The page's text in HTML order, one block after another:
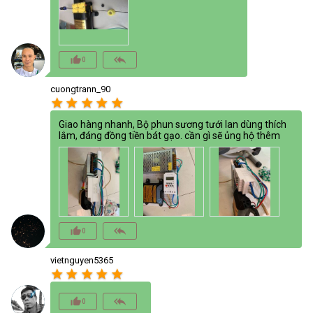
thumb_up_alt0 reply_all
cuongtrann_90
star star star star star
Giao hàng nhanh, Bộ phun sương tưới lan dùng thích
lắm, đáng đồng tiền bát gạo. cần gì sẽ ủng hộ thêm
thumb_up_alt0 reply_all
vietnguyen5365
star star star star star
thumb_up_alt0 reply_all